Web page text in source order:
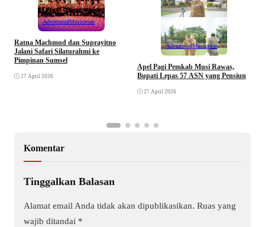
AdvertorialMusirawas
Ratna Machmud dan Suprayitno
Jalani Safari Silaturahmi ke
Pimpinan Sumsel
27 April 2026
AdvertorialMusirawas
Apel Pagi Pemkab Musi Rawas,
Bupati Lepas 57 ASN yang Pensiun
27 April 2026
Komentar
Tinggalkan Balasan
Alamat email Anda tidak akan dipublikasikan. Ruas yang
wajib ditandai *